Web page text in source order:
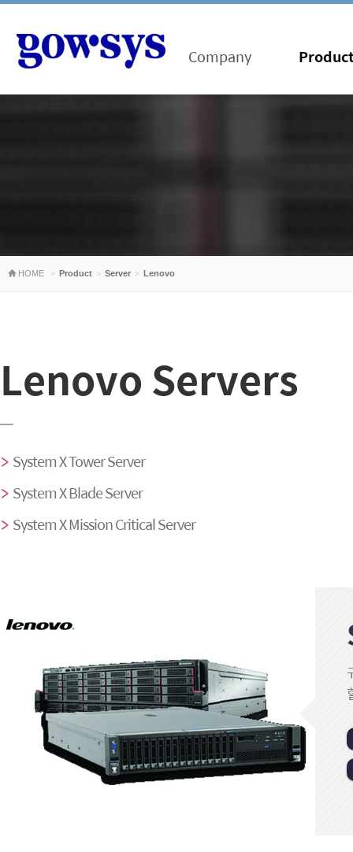
Company
HOME Product Server Lenovo
Lenovo Servers
–
System X Tower Server
System X Blade Server
System X Mission Critical Server